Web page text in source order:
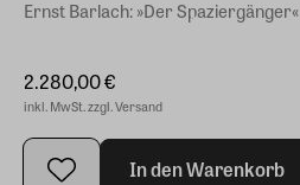
Ernst Barlach: »Der Spaziergänger«
2.280,00 €
inkl. MwSt. zzgl. Versand
In den Warenkorb